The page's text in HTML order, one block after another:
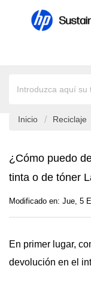
Inicio Reciclaje
¿Cómo puedo
tinta o de tóner
Modificado en: Jue, 5
En primer lugar,
devolución en el